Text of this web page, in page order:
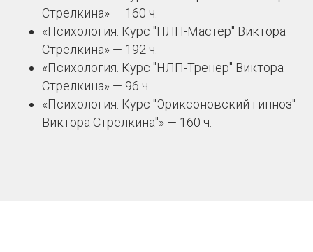
Стрелкина» —‎ 160 ч.
«Психология. Курс "НЛП-Мастер" Виктора
Стрелкина» —‎ 192 ч.
«Психология. Курс "НЛП-Тренер" Виктора
Стрелкина» —‎ 96 ч.
«Психология. Курс "Эриксоновский гипноз"
Виктора Стрелкина"» —‎ 160 ч.